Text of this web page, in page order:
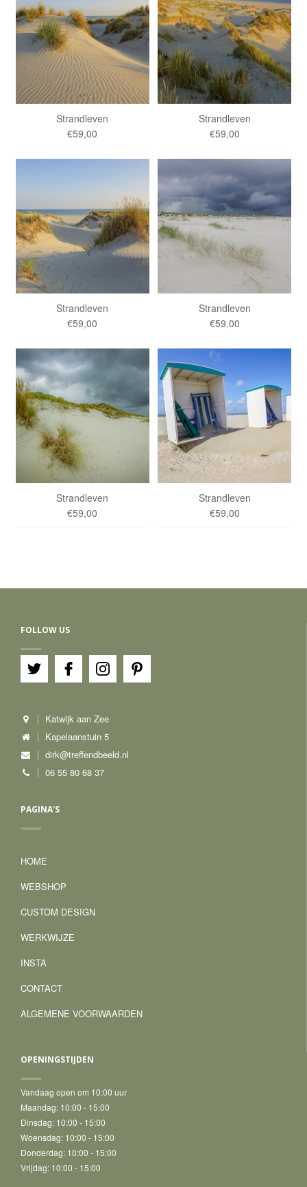
Strandleven
€59,00
Strandleven
€59,00
Strandleven
€59,00
Strandleven
€59,00
Strandleven
€59,00
Strandleven
€59,00
FOLLOW US
Katwijk aan Zee
Kapelaanstuin 5
dirk@treffendbeeld.nl
06 55 80 68 37
PAGINA'S
HOME
WEBSHOP
CUSTOM DESIGN
WERKWIJZE
INSTA
CONTACT
ALGEMENE VOORWAARDEN
OPENINGSTIJDEN
Vandaag open om 10:00 uur
Maandag: 10:00 - 15:00
Dinsdag: 10:00 - 15:00
Woensdag: 10:00 - 15:00
Donderdag: 10:00 - 15:00
Vrijdag: 10:00 - 15:00